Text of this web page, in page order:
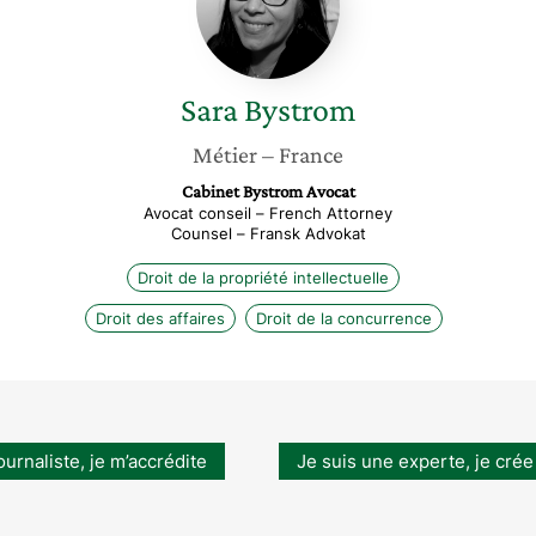
Sara Bystrom
Métier– France
Cabinet Bystrom Avocat
Avocat conseil – French Attorney
Counsel – Fransk Advokat
Droit de la propriété intellectuelle
Droit des affaires Droit de la concurrence
je m’accrédite Je suis une experte, je